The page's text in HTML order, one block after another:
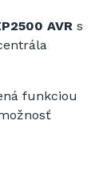
AVR s
funkciou